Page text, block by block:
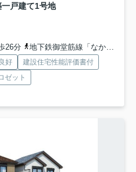
戸建て1号地
26分
地下鉄御堂筋線「なかもず」駅 徒歩25分
好
建設住宅性能評価書付
ゼット